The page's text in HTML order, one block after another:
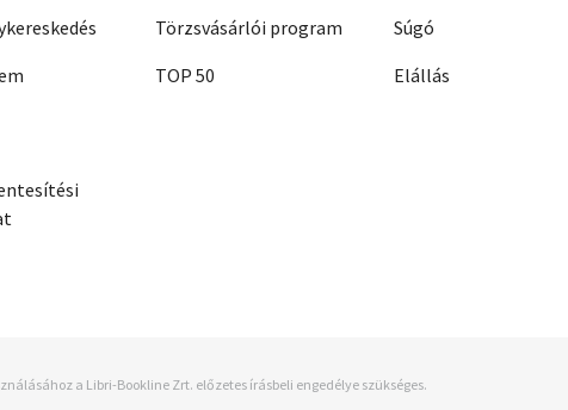
Törzsvásárlói program
TOP 50
Súgó
Elállás
a Libri-Bookline Zrt. előzetes írásbeli engedélye szükséges.